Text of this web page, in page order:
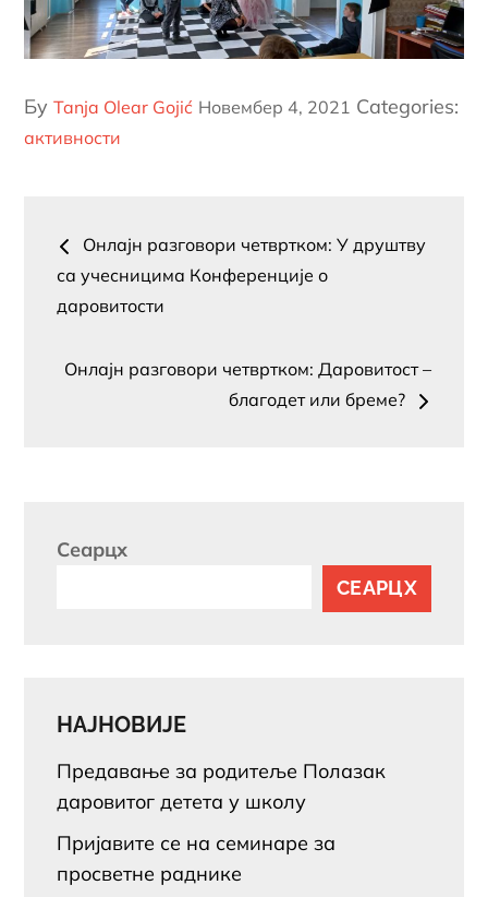
БyTanja Olear Gojić Постед
Новембер 4, 2021 Categories:
активности
Пост
навигатион
Онлајн разговори четвртком: У друштву
са учесницима Конференције о
даровитости
Онлајн разговори четвртком: Даровитост –
благодет или бреме?
Сеарцх
СЕАРЦХ
НАЈНОВИЈЕ
Предавање за родитеље Полазак
даровитог детета у школу
Пријавите се на семинаре за
просветне раднике